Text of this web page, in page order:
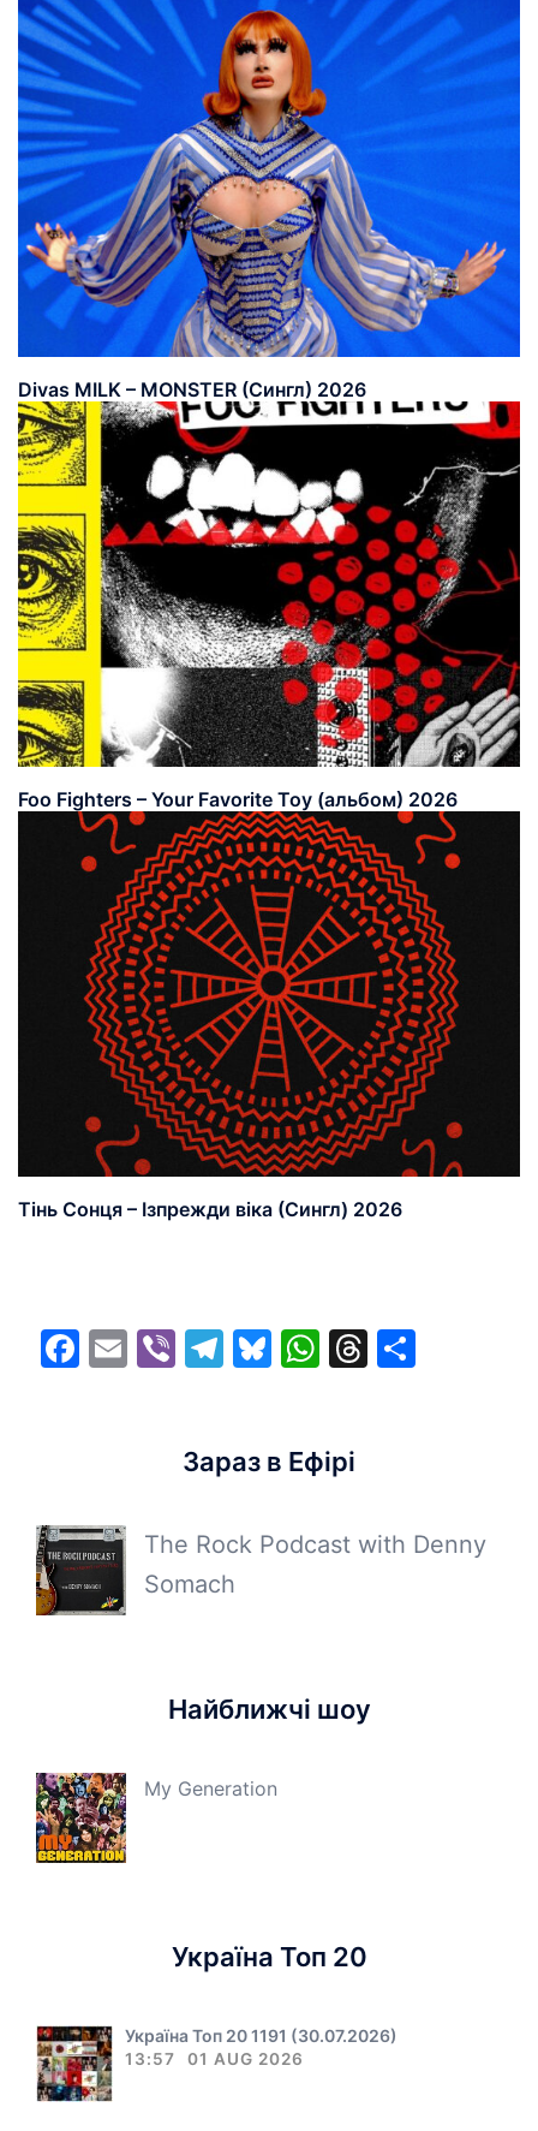
Divas MILK – MONSTER (Сингл) 2026
Foo Fighters – Your Favorite Toy (альбом) 2026
Тінь Сонця – Ізпрежди віка (Сингл) 2026
Facebook
EmailViberTelegram
Bluesky
WhatsApp
Threads
Зараз в Ефірі
The Rock Podcast with Denny
Somach
Найближчі шоу
My Generation
Україна Топ 20
Україна Топ 20 1191 (30.07.2026)
13:57 01 AUG 2026